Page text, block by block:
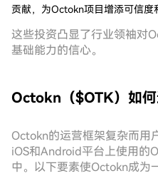
贡献，为Octokn项目增添可信度
这些投资凸显了行业领袖对
基础能力的信心。
Octokn（$OTK）如何
Octokn的运营框架复杂而用
iOS和Android平台上使用的
中。以下要素使Octokn成为